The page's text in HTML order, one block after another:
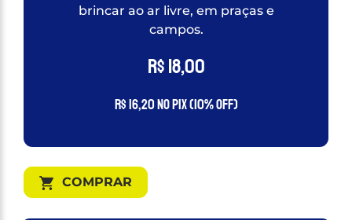
brincar ao ar livre, em praças e
campos.
R$18,00
R$16,20no PIX (10% OFF)
COMPRAR